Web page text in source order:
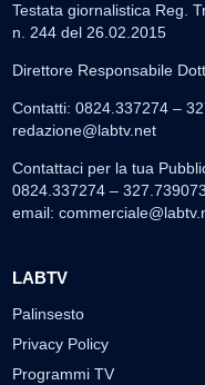
Testata giornalistica Reg.
n. 244 del 26.02.2015
Direttore Responsabile
Contatti: 0824.337274 –
redazione@labtv.net
Contattaci per la tua
0824.337274 –
email:
LABTV
Palinsesto
Privacy Policy
Programmi TV